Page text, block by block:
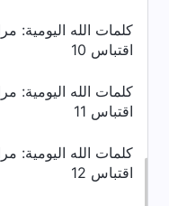
كلمات الله اليومية:
اقتباس 10
كلمات الله اليومية:
اقتباس 11
كلمات الله اليومية:
اقتباس 12